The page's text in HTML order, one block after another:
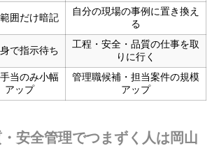
囲だけ暗記
自分の現場の事例に置き換え
る
で指示待ち
工程・安全・品質の仕事を取
りに行く
当のみ小幅
アップ
管理職候補・担当案件の規模
アップ
安全管理でつまずく人は岡山